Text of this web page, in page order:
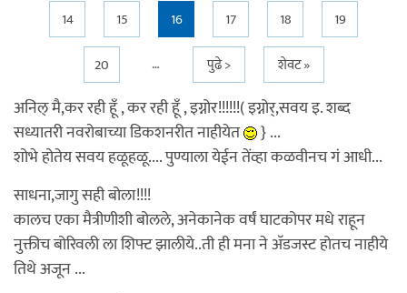
14 15 16 17 18
19
20
… पुढे > शेवट »
अनिल् मै,कर रही हूँ , कर रही हूँ , इग्नोर!!!!!!( इग्नोर्,सवय इ. शब्द
सध्यातरी नवरोबाच्या डिकशनरीत नाहीयेत
} ...
शोभे होतेय सवय हळूहळू.... पुण्याला येईन तेंव्हा कळवीनच गं आधी...
साधना,जागु सही बोला!!!!
कालच एका मैत्रीणीशी बोलले, अनेकानेक वर्षं घाटकोपर मधे राहून
नुक्तीच बोरिवली ला शिफ्ट झालीये..ती ही मना ने अ‍ॅडजस्ट होतच नाहीये
तिथे अजून ...